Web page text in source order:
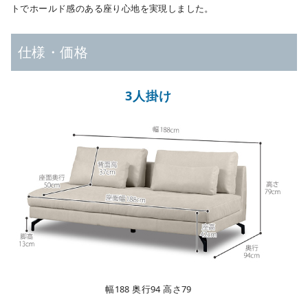
トでホールド感のある座り心地を実現しました。
仕様・価格
3人掛け
幅188 奥行94 高さ79